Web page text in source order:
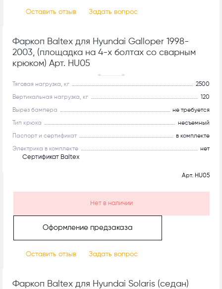
Оставить отзыв Задать вопрос
Фаркоп Baltex для Hyundai Galloper 1998-
2003, (площадка на 4-х болтах со сварным
крюком) Арт. HU05
Рекомендуем
Тяговая нагрузка, кг 2500
Вертикальная нагрузка, кг 120
Вырез бампера не требуется
Тип крюка несъемный
Паспорт и сертификат в комплекте
Электрика в комплекте нет
Сертификат Baltex
Арт. HU05
Нет в наличии
Оформление предзаказа
Оставить отзыв Задать вопрос
Фаркоп Baltex для Hyundai Solaris (седан)